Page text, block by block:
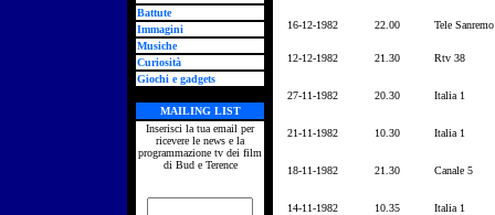
Battute
Immagini
Musiche
Curiosità
Giochi e gadgets
MAILING LIST
Inserisci la tua email per
ricevere le news e la
programmazione tv dei film
di Bud e Terence
16-12-1982 22.00 Tele
12-12-1982 21.30 Rtv 38
27-11-1982 20.30 Italia 1
21-11-1982 10.30 Italia 1
18-11-1982 21.30 Canale 5
14-11-1982 10.35 Italia 1